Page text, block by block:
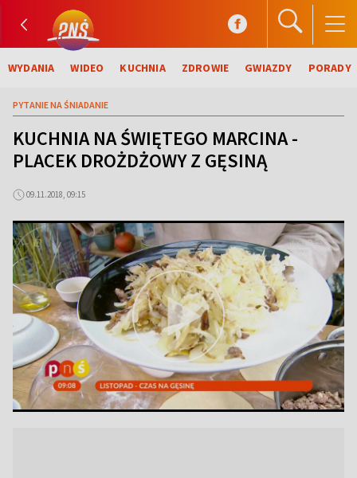
WYDANIA WIDEO KUCHNIA ZDROWIE GWIAZDY PORADY
PYTANIE NA ŚNIADANIE
KUCHNIA NA ŚWIĘTEGO MARCINA -
PLACEK DROŻDŻOWY Z GĘSINĄ
09.11.2018, 09:15